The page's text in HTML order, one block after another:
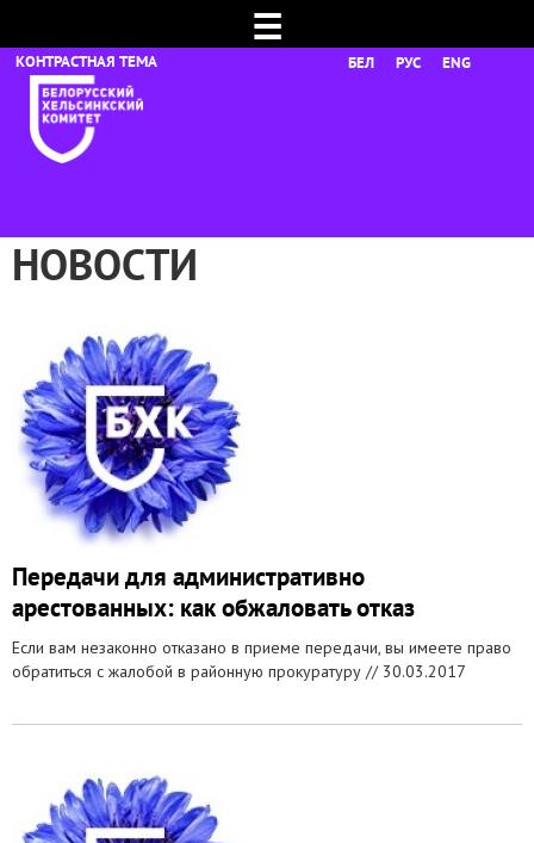
☰
БЕЛ РУС ENG
НОВОСТИ
Передачи для административно
арестованных: как обжаловать отказ
Если вам незаконно отказано в приеме передачи, вы имеете право
обратиться с жалобой в районную прокуратуру // 30.03.2017